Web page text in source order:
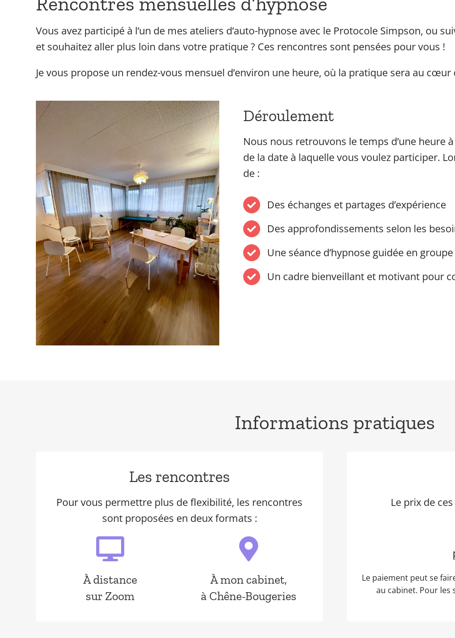
Vous avez participé à l’un de mes ateliers d’auto-hypnose avec le Protocole Simpson, ou
et souhaitez aller plus loin dans votre pratique ? Ces rencontres sont pensées pour vous !
Je vous propose un rendez-vous mensuel d’environ une heure, où la pratique sera au cœur
Déroulement
Nous nous retrouvons le temps d’une heure
de la date à laquelle vous voulez participer.
de :
Des échanges et partages d’expérience
Des approfondissements selon les
Une séance d’hypnose guidée en groupe
Un cadre bienveillant et motivant pour
Informations pratiques
Les rencontres
Pour vous permettre plus de flexibilité, les rencontres
sont proposées en deux formats :
À distance
sur Zoom
À mon cabinet,
à Chêne-Bougeries
Le prix de
Le paiement peut se
au cabinet. Pour les